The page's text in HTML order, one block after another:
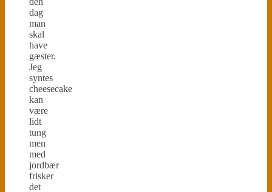
dag
man
skal
have
gæster.
Jeg
syntes
cheesecake
kan
være
lidt
tung
men
med
jordbær
frisker
det